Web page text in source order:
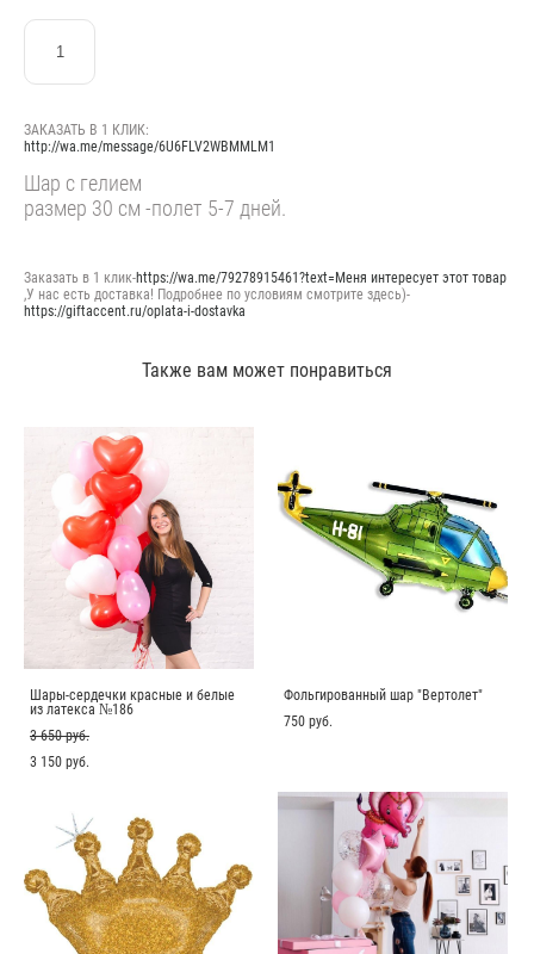
ЗАКАЗАТЬ В 1 КЛИК:
http://wa.me/message/6U6FLV2WBMMLM1
Шар с гелием
размер 30 см -полет 5-7 дней.
Заказать в 1 клик-https://wa.me/79278915461?text=Меня интересует этот товар
,У нас есть доставка! Подробнее по условиям смотрите здесь)-
https://giftaccent.ru/oplata-i-dostavka
Также вам может понравиться
Шары-сердечки красные и белые
из латекса №186
3 650 pуб.
3 150 pуб.
Фольгированный шар "Вертолет"
750 pуб.